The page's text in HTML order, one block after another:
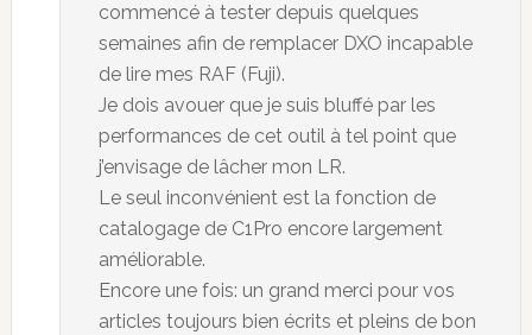
commencé à tester depuis quelques
semaines afin de remplacer DXO incapable
de lire mes RAF (Fuji).
Je dois avouer que je suis bluffé par les
performances de cet outil à tel point que
j’envisage de lâcher mon LR.
Le seul inconvénient est la fonction de
catalogage de C1Pro encore largement
améliorable.
Encore une fois: un grand merci pour vos
articles toujours bien écrits et pleins de bon